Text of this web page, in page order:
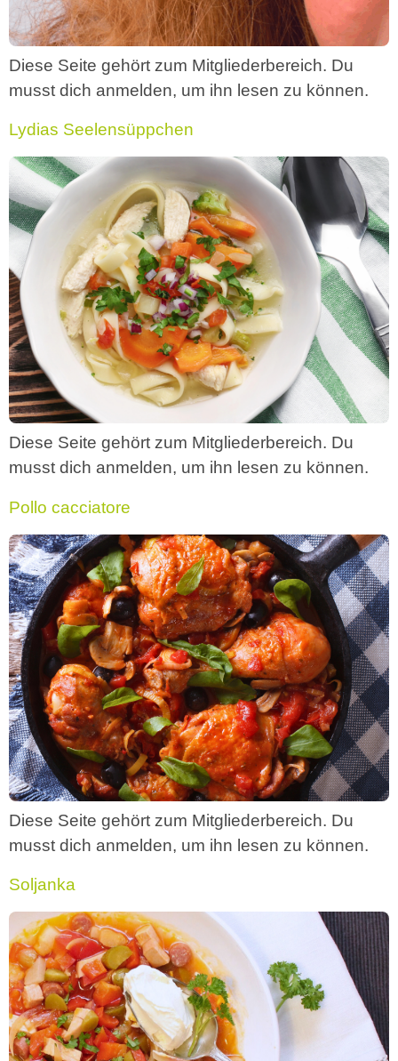
Diese Seite gehört zum Mitgliederbereich. Du
musst dich anmelden, um ihn lesen zu können.
Lydias Seelensüppchen
Diese Seite gehört zum Mitgliederbereich. Du
musst dich anmelden, um ihn lesen zu können.
Pollo cacciatore
Diese Seite gehört zum Mitgliederbereich. Du
musst dich anmelden, um ihn lesen zu können.
Soljanka